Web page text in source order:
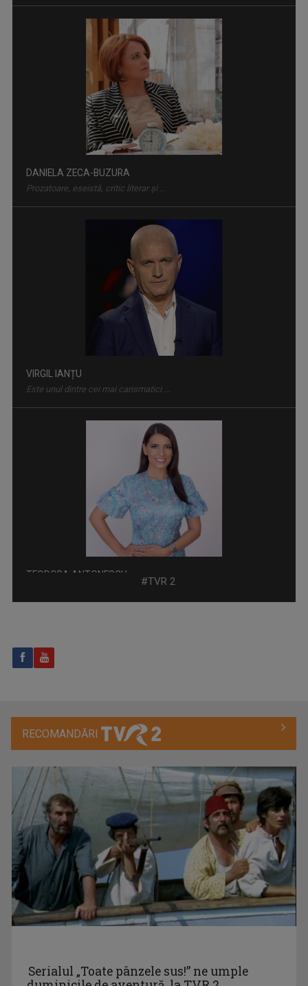
CURSA PRIN ISTORIE
Aventură, întâlniri neaşteptate şi comori ...
O călătorie fascinantă prin cele mai sălbatice ...
Un show culinar despre tradiții și secrete ale ...
"Cronica Ucraineană" este o producție a ...
PUTERNICI, ÎMPREUNĂ
Oameni obişnuiţi şi personalităţi publice care ...
DANIELA ZECA-BUZURA
Prozatoare, eseistă, critic literar și ...
Este unul dintre cei mai carismatici ...
TEODORA ANTONESCU
„TVR este un vis devenit realitate!" Teodora ...
ALEXANDRU BUCUR
#TVR 2
RECOMANDĂRI
Serialul „Toate pânzele sus!” ne umple